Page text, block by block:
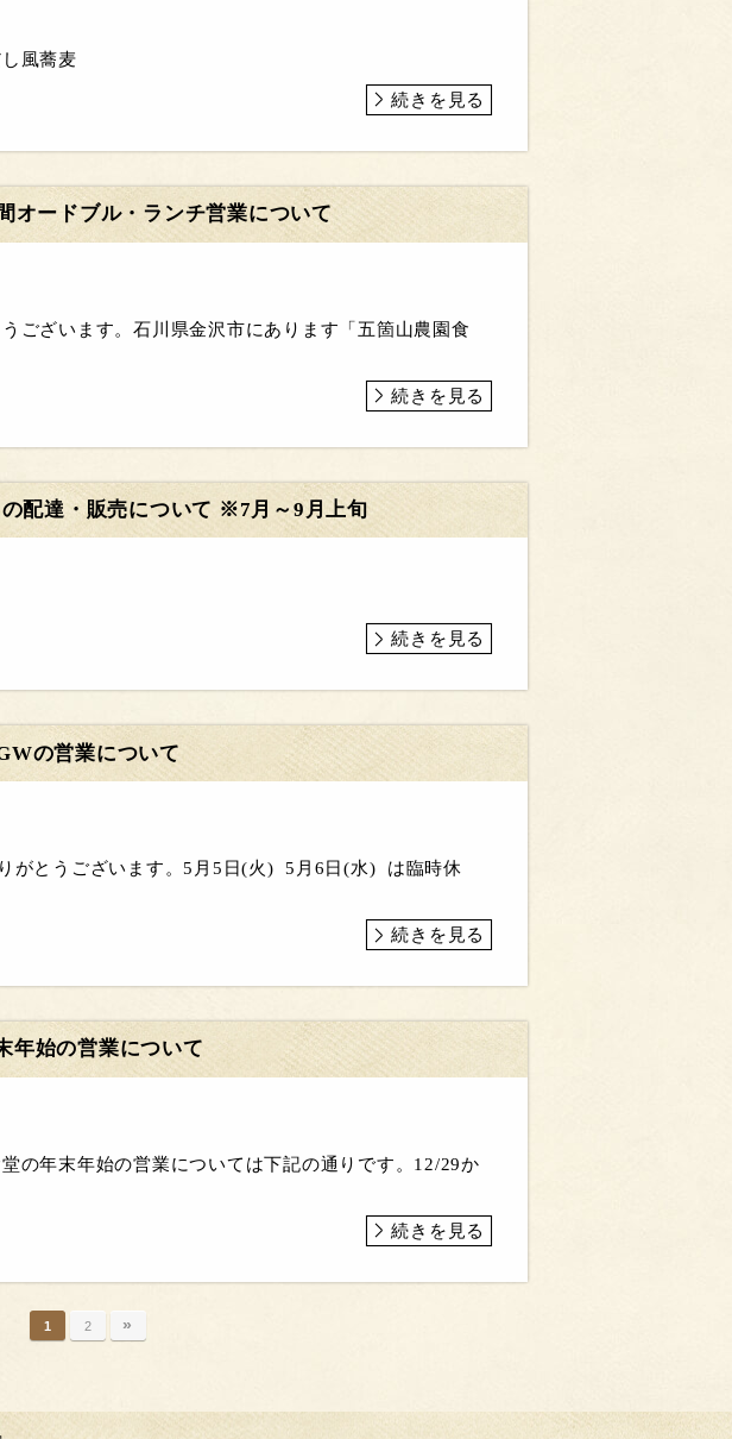
風蕎麦
続きを見る
ードブル・ランチ営業について
ございます。石川県金沢市にあります「五箇山農園食
続きを見る
配達・販売について ※7月～9月上旬
続きを見る
の営業について
がとうございます。5月5日(火) 5月6日(水) は臨時休
続きを見る
年始の営業について
の年末年始の営業については下記の通りです。12/29か
続きを見る
1 2 »